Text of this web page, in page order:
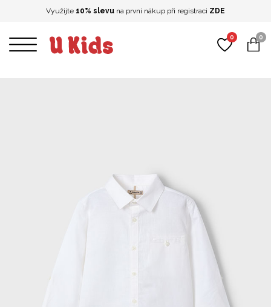
Využijte 10% slevu na první nákup při registraci ZDE
0
0